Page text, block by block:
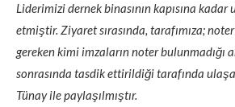
Liderimizi dernek binasının kapısına
etmiştir. Ziyaret sırasında, tarafımıza;
gereken kimi imzaların noter bulunmadığı
sonrasında tasdik ettirildiği tarafında
Tünay ile paylaşılmıştır.